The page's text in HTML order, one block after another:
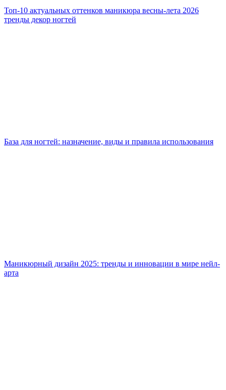
Топ-10 актуальных оттенков маникюра весны-лета 2026
тренды декор ногтей
База для ногтей: назначение, виды и правила использования
Маникюрный дизайн 2025: тренды и инновации в мире нейл-
арта